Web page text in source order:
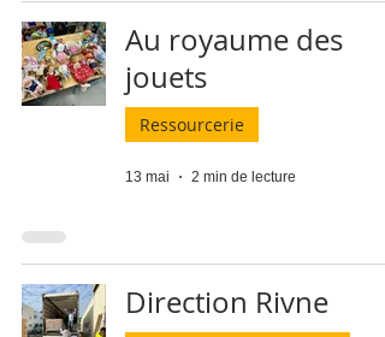
Au royaume des
jouets
Ressourcerie
13 mai 2 min de lecture
Direction Rivne